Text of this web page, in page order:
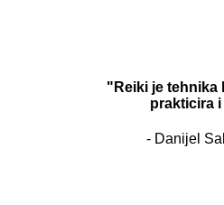
"Reiki je tehnika
prakticira
- Danijel